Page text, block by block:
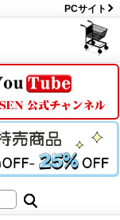
PCサイト